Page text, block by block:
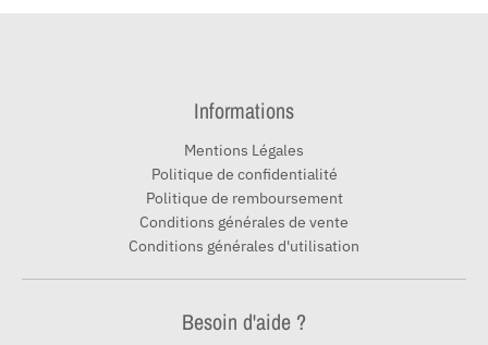
Informations
Mentions Légales
Politique de confidentialité
Politique de remboursement
Conditions générales de vente
Conditions générales d'utilisation
Besoin d'aide ?